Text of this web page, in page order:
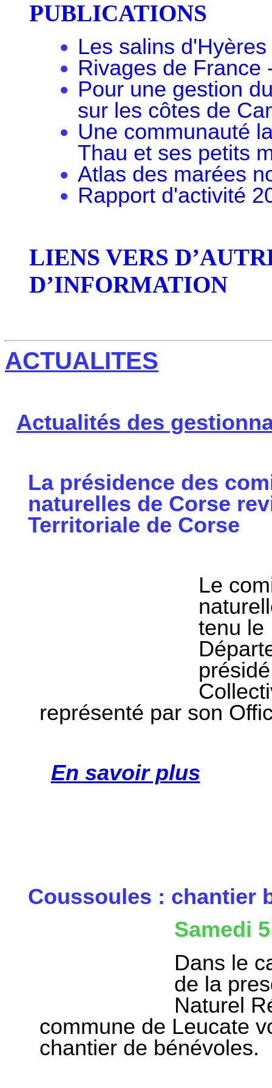
PUBLICATIONS
Les salins d'Hyères
Rivages de France
Pour une gestion
sur les côtes de
Une communauté
Thau et ses
Atlas des marées
Rapport d'activité
LIENS VERS
D’INFORMATION
ACTUALITES
Actualités des
La présidence des
naturelles de Corse
Territoriale de Corse
Le
tenu le
représenté par son
En savoir plus
Coussoules : chantier
Samedi
Dans le
de la
Naturel
commune de Leucate
chantier de bénévoles.